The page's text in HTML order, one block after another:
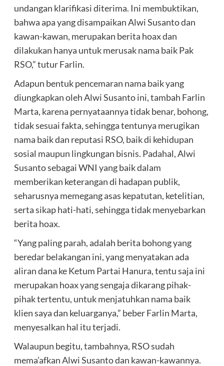
undangan klarifikasi diterima. Ini membuktikan,
bahwa apa yang disampaikan Alwi Susanto dan
kawan-kawan, merupakan berita hoax dan
dilakukan hanya untuk merusak nama baik Pak
RSO,” tutur Farlin.
Adapun bentuk pencemaran nama baik yang
diungkapkan oleh Alwi Susanto ini, tambah Farlin
Marta, karena pernyataannya tidak benar, bohong,
tidak sesuai fakta, sehingga tentunya merugikan
nama baik dan reputasi RSO, baik di kehidupan
sosial maupun lingkungan bisnis. Padahal, Alwi
Susanto sebagai WNI yang baik dalam
memberikan keterangan di hadapan publik,
seharusnya memegang asas kepatutan, ketelitian,
serta sikap hati-hati, sehingga tidak menyebarkan
berita hoax.
“Yang paling parah, adalah berita bohong yang
beredar belakangan ini, yang menyatakan ada
aliran dana ke Ketum Partai Hanura, tentu saja ini
merupakan hoax yang sengaja dikarang pihak-
pihak tertentu, untuk menjatuhkan nama baik
klien saya dan keluarganya,” beber Farlin Marta,
menyesalkan hal itu terjadi.
Walaupun begitu, tambahnya, RSO sudah
mema’afkan Alwi Susanto dan kawan-kawannya.